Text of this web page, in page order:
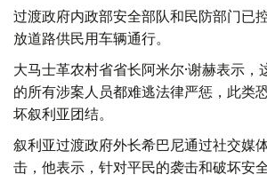
过渡政府内政部安全部队和民防部门已
放道路供民用车辆通行。
大马士革农村省省长阿米尔·谢赫表示，
的所有涉案人员都难逃法律严惩，此类
坏叙利亚团结。
叙利亚过渡政府外长希巴尼通过社交媒
击，他表示，针对平民的袭击和破坏安